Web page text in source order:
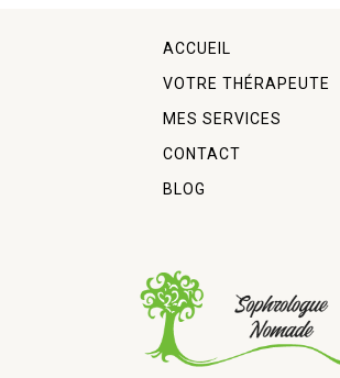
ACCUEIL
VOTRE THÉRAPEUTE
MES SERVICES
CONTACT
BLOG